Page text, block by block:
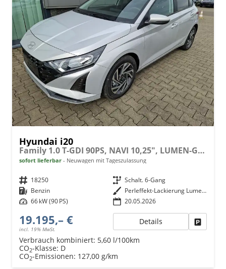
Hyundai i20
Family 1.0 T-GDI 90PS, NAVI 10,25", LUMEN-GREY METALLIC, Winter-Pack: Sitzheizung + Lenkradheizung, 16" ALU, Klimaautomatik, Privacy-Glas, Parksensoren hinten, Rückfahrkamera, Tempomat, Lederlenkrad, Reserverad, Alarm, Armlehne, 4x elektr. Fensterheber
sofort lieferbar Neuwagen mit Tageszulassung
Fahrzeugnr. 18250 Getriebe Schalt. 6-Gang
Kraftstoff Benzin Außenfarbe
Perleffekt-Lackierung Lumen-Grey
Leistung 66 kW (90 PS) 20.05.2026
19.195,– €
incl. 19% MwSt.
Details
Verbrauch kombiniert: 5,60 l/100km
CO2-Klasse: D
CO2-Emissionen: 127,00 g/km